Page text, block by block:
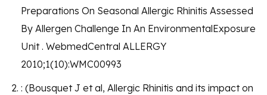
Preparations On Seasonal Allergic Rhinitis Assessed
By Allergen Challenge In An EnvironmentalExposure
Unit . WebmedCentral ALLERGY
2010;1(10):WMC00993
: (Bousquet J et al, Allergic Rhinitis and its impact on